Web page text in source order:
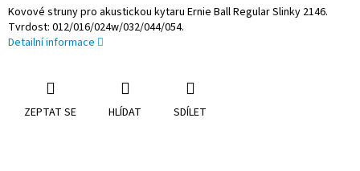
Kovové struny pro akustickou kytaru Ernie Ball Regular Slinky 2146.
Tvrdost: 012/016/024w/032/044/054.
Detailní informace
ZEPTAT SE HLÍDAT SDÍLET